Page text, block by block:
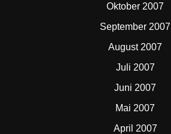
Oktober 2007
September 2007
August 2007
Juli 2007
Juni 2007
Mai 2007
April 2007